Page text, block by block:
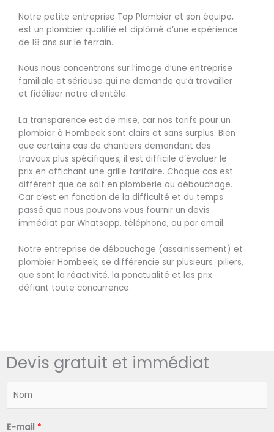
Notre petite entreprise Top Plombier et son équipe,
est un plombier qualifié et diplômé d’une expérience
de 18 ans sur le terrain.
Nous nous concentrons sur l’image d’une entreprise
familiale et sérieuse qui ne demande qu’à travailler
et fidéliser notre clientèle.
La transparence est de mise, car nos tarifs pour un
plombier à Hombeek sont clairs et sans surplus. Bien
que certains cas de chantiers demandant des
travaux plus spécifiques, il est difficile d’évaluer le
prix en affichant une grille tarifaire. Chaque cas est
différent que ce soit en plomberie ou débouchage.
Car c’est en fonction de la difficulté et du temps
passé que nous pouvons vous fournir un devis
immédiat par Whatsapp, téléphone, ou par email.
Notre entreprise de débouchage (assainissement) et
plombier Hombeek, se différencie sur plusieurs piliers,
que sont la réactivité, la ponctualité et les prix
défiant toute concurrence.
Devis gratuit et immédiat
*
E-mail *